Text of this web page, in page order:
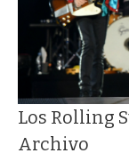
Los Rolling
Archivo